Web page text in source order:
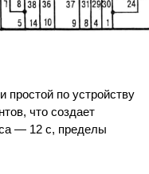
по устройству
что создает
— 12 с, пределы